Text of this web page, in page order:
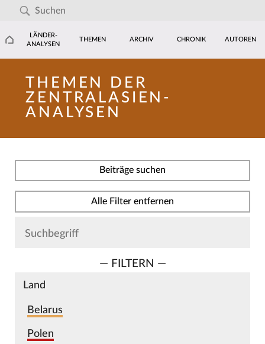
LÄNDER-
ANALYSEN
THEMEN ARCHIV CHRONIK AUTOREN
THEMEN DER
ZENTRALASIEN-
ANALYSEN
Beiträge suchen
Alle Filter entfernen
— FILTERN —
Land
Belarus
Polen